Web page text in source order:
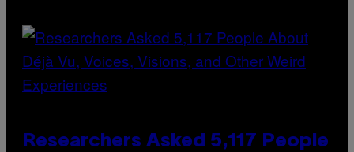
Researchers Asked 5,117 People